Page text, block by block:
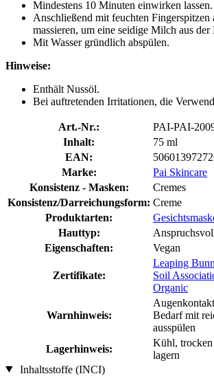
Mindestens 10 Minuten einwirken lassen.
Anschließend mit feuchten Fingerspitzen
massieren, um eine seidige Milch aus der
Mit Wasser gründlich abspülen.
Hinweise:
Enthält Nussöl.
Bei auftretenden Irritationen, die
Art.-Nr.:
PAI-PAI-
Inhalt:
75 ml
EAN:
Marke:
Pai Skincare
Konsistenz - Masken:
Cremes
Konsistenz/Darreichungsform: Creme
Produktarten:
Hauttyp:
Eigenschaften:
Vegan
Zertifikate:
Leaping
Soil
Organic
Warnhinweis:
Bedarf mit
ausspülen
Lagerhinweis:
Kühl,
lagern
Inhaltsstoffe (INCI)